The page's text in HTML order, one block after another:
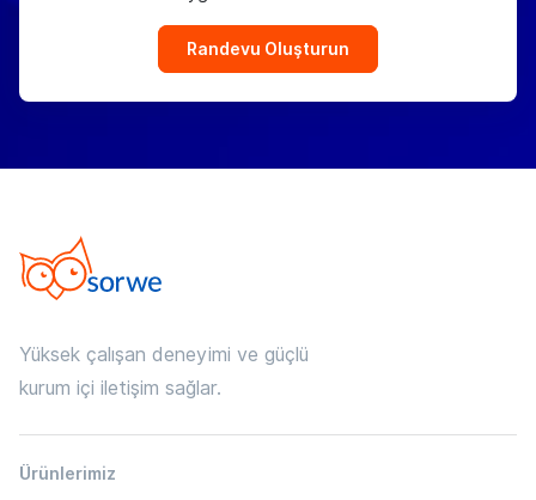
Randevu Oluşturun
Yüksek çalışan deneyimi ve güçlü
kurum içi iletişim sağlar.
Ürünlerimiz